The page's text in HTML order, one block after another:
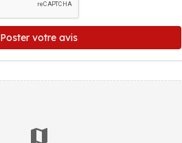
Poster votre avis